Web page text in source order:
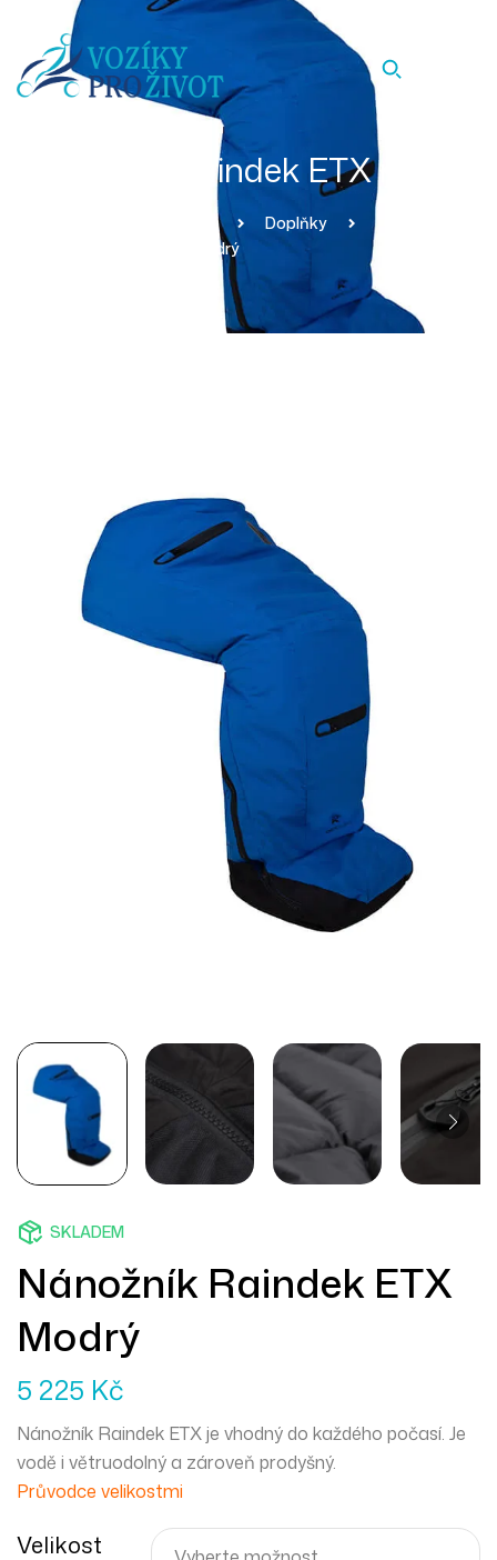
Nánožník Raindek ETX modrý
Doplňky
Nánožník Raindek ETX Modrý
SKLADEM
Nánožník Raindek ETX
Modrý
5 225 Kč
Nánožník Raindek ETX je vhodný do každého počasí. Je
vodě i větruodolný a zároveň prodyšný.
Průvodce velikostmi
Velikost